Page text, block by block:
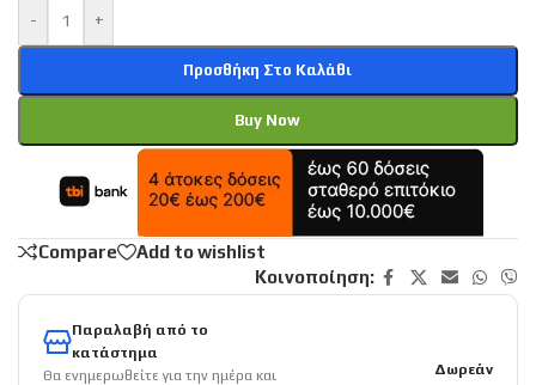
- +
Προσθήκη Στο Καλάθι
Buy Now
Compare
Add to wishlist
Κοινοποίηση:
Παραλαβή από το
κατάστημα
Θα ενημερωθείτε για την ημέρα και
Δωρεάν